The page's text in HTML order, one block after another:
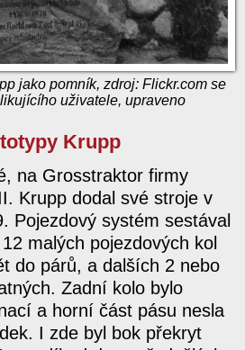
jako pomník, zdroj: Flickr.com se
uživatele, upraveno
Krupp
na Grosstraktor firmy
Krupp dodal své stroje v
Pojezdový systém sestával
malých pojezdových kol
do párů, a dalších 2 nebo
Zadní kolo bylo
a horní část pásu nesla
I zde byl bok překryt